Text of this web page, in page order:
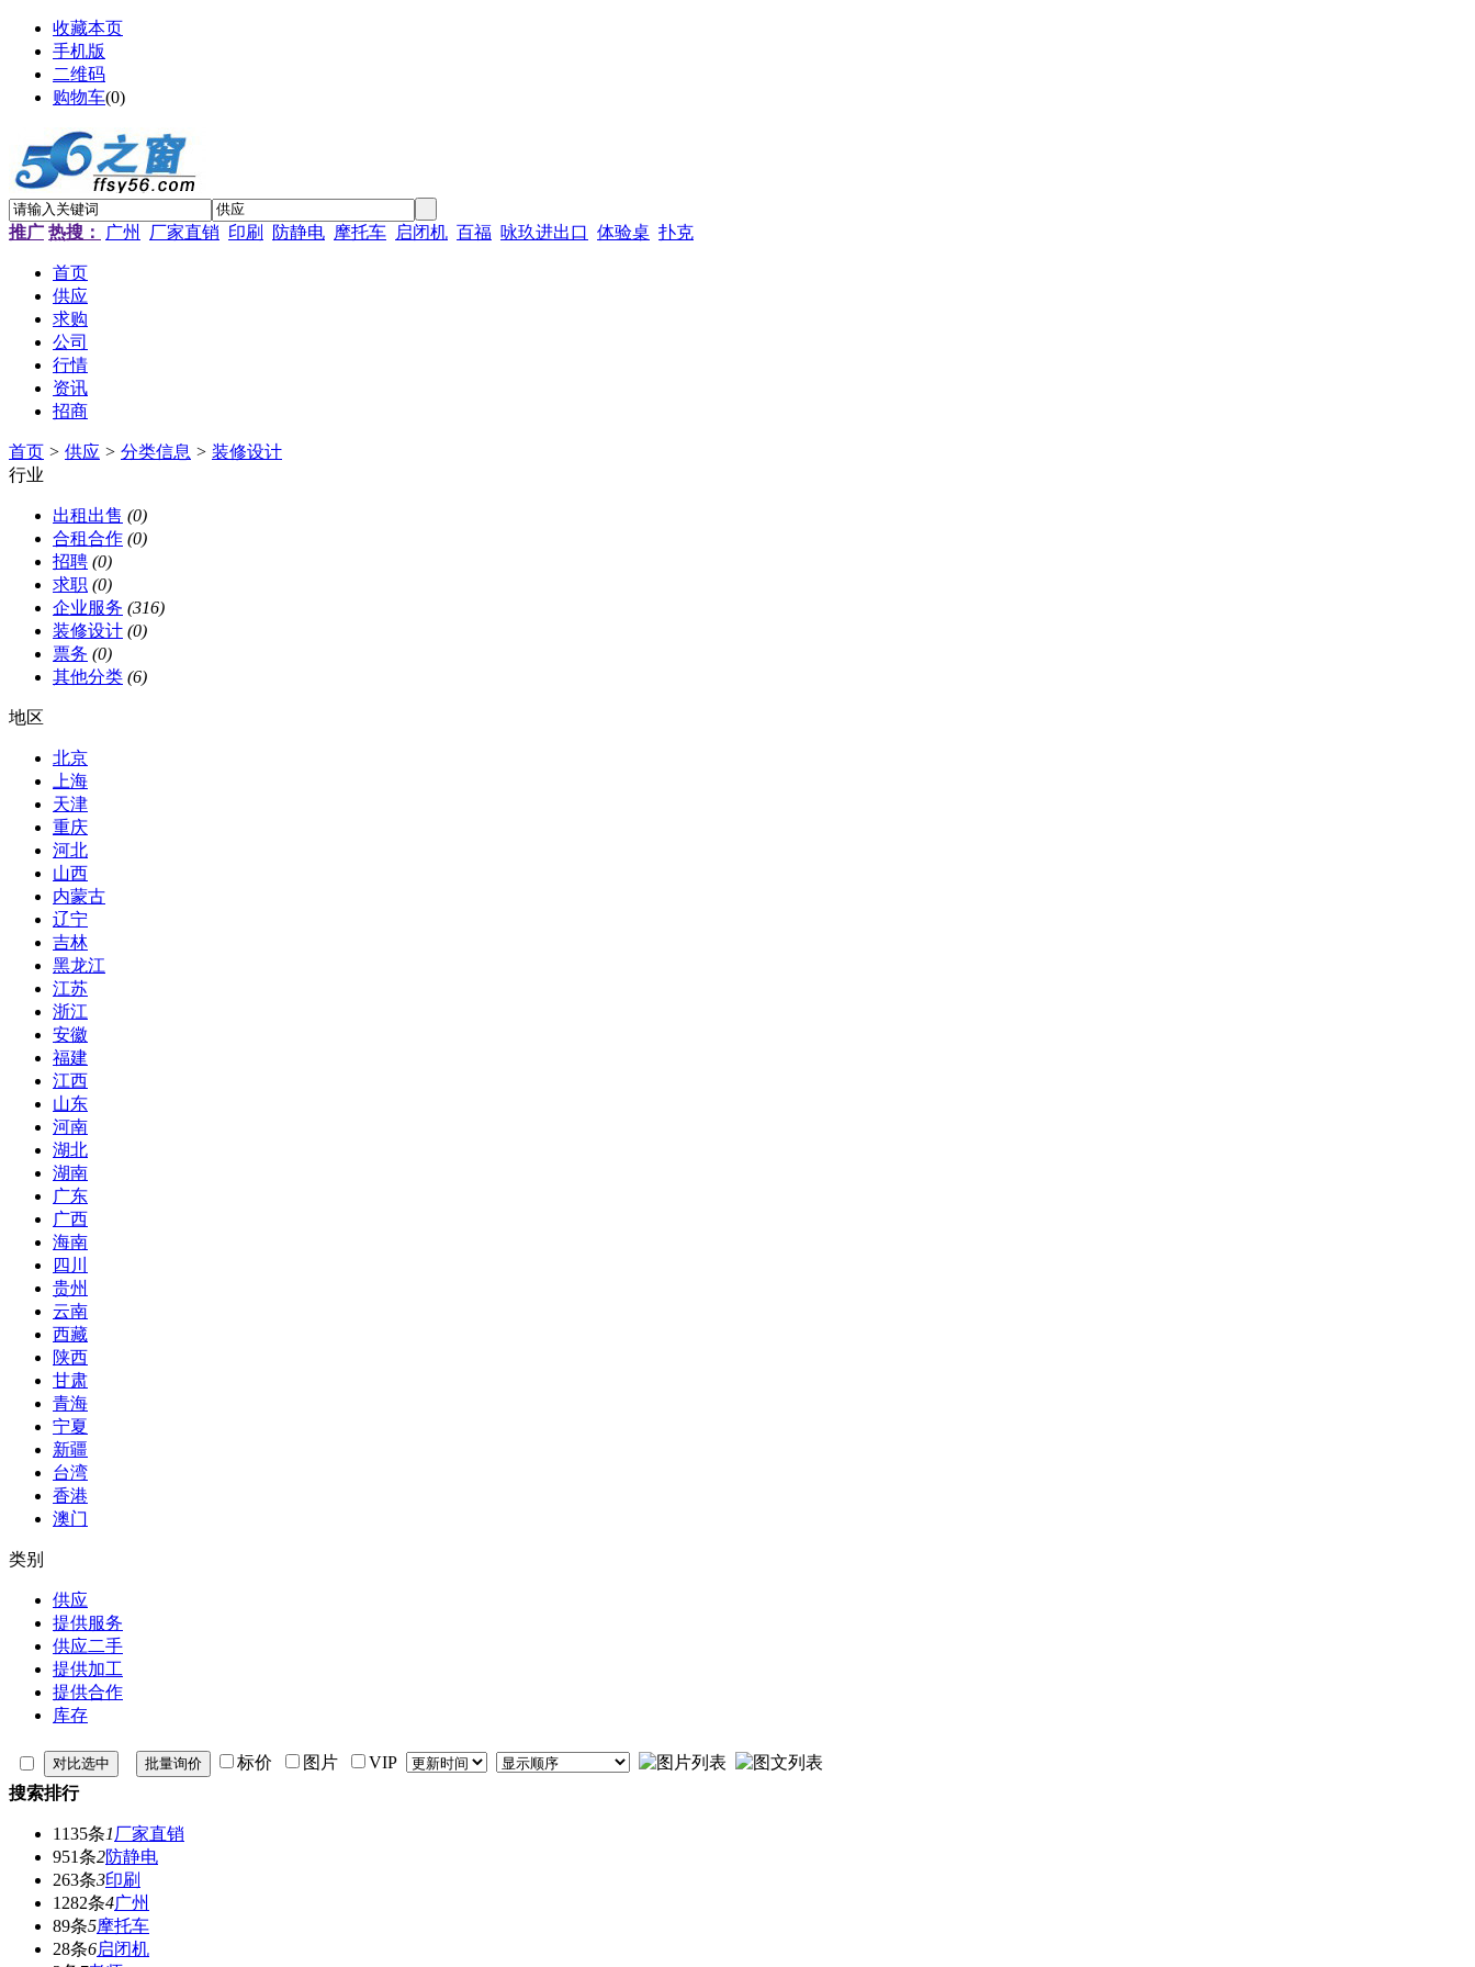
收藏本页
手机版
二维码
购物车(0)
推广 热搜： 广州 厂家直销 印刷 防静电 摩托车 启闭机 百福 咏玖进出口 体验桌 扑克
首页
供应
求购
公司
行情
资讯
招商
首页 > 供应 > 分类信息 > 装修设计
行业
出租出售 (0)
合租合作 (0)
招聘 (0)
求职 (0)
企业服务 (316)
装修设计 (0)
票务 (0)
其他分类 (6)
地区
北京
上海
天津
重庆
河北
山西
内蒙古
辽宁
吉林
黑龙江
江苏
浙江
安徽
福建
江西
山东
河南
湖北
湖南
广东
广西
海南
四川
贵州
云南
西藏
陕西
甘肃
青海
宁夏
新疆
台湾
香港
澳门
类别
供应
提供服务
供应二手
提供加工
提供合作
库存
标价 图片
VIP
搜索排行
1135条1厂家直销
951条2防静电
263条3印刷
1282条4广州
89条5摩托车
28条6启闭机